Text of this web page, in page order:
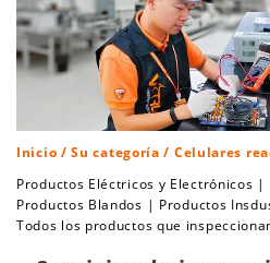
Inicio /Su categoría / Celulares
Productos Eléctricos y Electrónicos |
Productos Blandos | Productos
Todos los productos que